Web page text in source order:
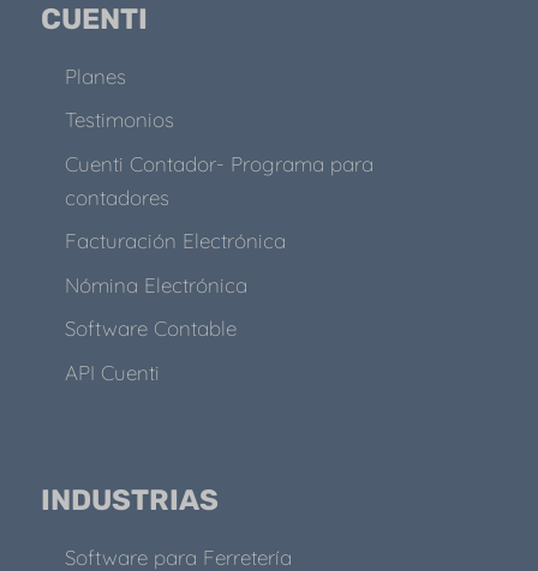
CUENTI
Planes
Testimonios
Cuenti Contador- Programa para
contadores
Facturación Electrónica
Nómina Electrónica
Software Contable
API Cuenti
INDUSTRIAS
Software para Ferretería